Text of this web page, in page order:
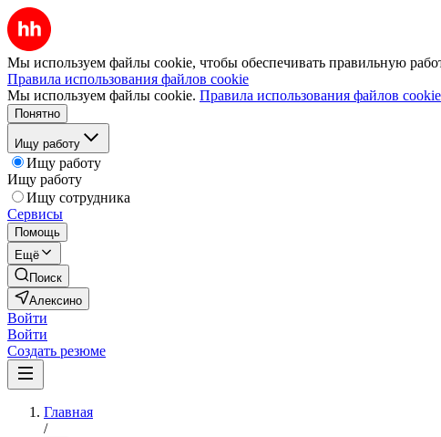
Мы используем файлы cookie, чтобы обеспечивать правильную
Правила использования файлов cookie
Мы используем файлы cookie. Правила использования файлов cookie
Понятно
Ищу работу
Ищу работу
Ищу работу
Ищу сотрудника
Сервисы
Помощь
Ещё
Поиск
Алексино
Войти
Войти
Создать резюме
Главная
/